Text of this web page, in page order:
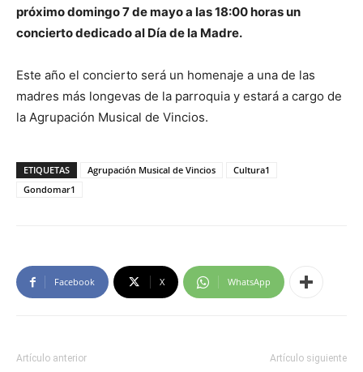
próximo domingo 7 de mayo a las 18:00 horas un
concierto dedicado al Día de la Madre.
Este año el concierto será un homenaje a una de las
madres más longevas de la parroquia y estará a cargo de
la Agrupación Musical de Vincios.
ETIQUETAS Agrupación Musical de Vincios
Cultura1
Gondomar1
Facebook X WhatsApp
Artículo anterior Artículo siguiente